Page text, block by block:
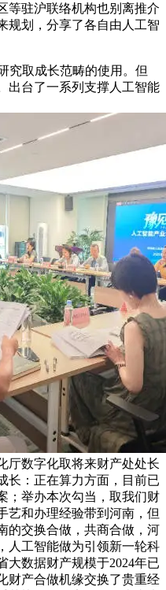
等驻沪联络机构也别离推介
规划，分享了各自由人工智
取成长范畴的使用。但
出台了一系列支撑人工智能
厅数字化取将来财产处处长
长：正在算力方面，目前已
；举办本次勾当，取我们财
艺和办理经验带到河南，但
的交换合做，共商合做，河
人工智能做为引领新一轮科
大数据财产规模于2024年已
财产合做机缘交换了贵重经